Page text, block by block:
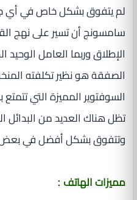
لم يتفوق بشكل خاص في أي
سامسونج أن تسير على نهج
الإطلاق وربما العامل
الصفقة هو نظير تكلفته
السوفتوير المميزة التي
تظل هناك العديد من البدائل
وتتفوق بشكل أفضل في بعض
مميزات الهاتف :